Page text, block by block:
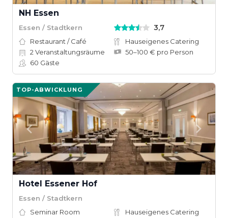
NH Essen
Essen / Stadtkern 3,7
Restaurant / Café
Hauseigenes Catering
2 Veranstaltungsräume
50–100 € pro Person
60 Gäste
TOP-ABWICKLUNG
Hotel Essener Hof
Essen / Stadtkern
Seminar Room
Hauseigenes Catering